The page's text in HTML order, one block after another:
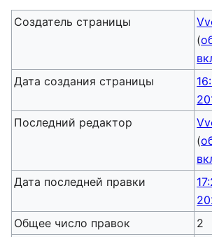
Создатель страницы
(
Дата создания страницы
Последний редактор
(
Дата последней правки
Общее число правок
2